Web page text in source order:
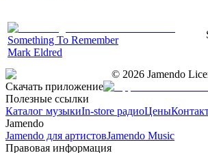
Something To Remember
Mark Eldred
© 2026 Jamendo
Скачать приложение
Полезные ссылки
Каталог музыкиIn-store радиоЦены
Jamendo
Jamendo для артистовJamendo Music
Правовая информация